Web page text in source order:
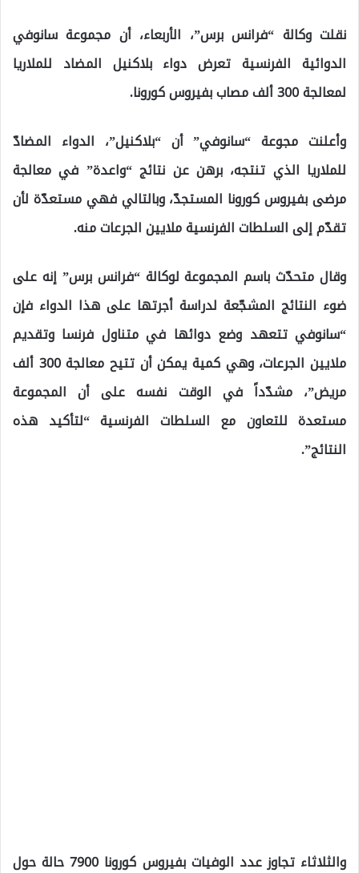
نقلت وكالة “فرانس برس”، الأربعاء، أن مجموعة سانوفي
الدوائية الفرنسية تعرض دواء بلاكنيل المضاد للملاريا
لمعالجة 300 ألف مصاب بفيروس كورونا.
وأعلنت مجوعة “سانوفي” أن “بلاكنيل”، الدواء المضادّ
للملاريا الذي تنتجه، برهن عن نتائج “واعدة” في معالجة
مرضى بفيروس كورونا المستجدّ، وبالتالي فهي مستعدّة لأن
تقدّم إلى السلطات الفرنسية ملايين الجرعات منه.
وقال متحدّث باسم المجموعة لوكالة “فرانس برس” إنه على
ضوء النتائج المشجّعة لدراسة أجرتها على هذا الدواء فإن
“سانوفي تتعهد وضع دوائها في متناول فرنسا وتقديم
ملايين الجرعات، وهي كمية يمكن أن تتيح معالجة 300 ألف
مريض”، مشدّداً في الوقت نفسه على أن المجموعة
مستعدة للتعاون مع السلطات الفرنسية “لتأكيد هذه
النتائج”.
والثلاثاء تجاوز عدد الوفيات بفيروس كورونا 7900 حالة حول